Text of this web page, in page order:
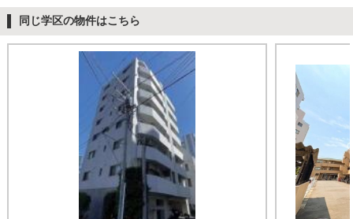
同じ学区の物件はこちら